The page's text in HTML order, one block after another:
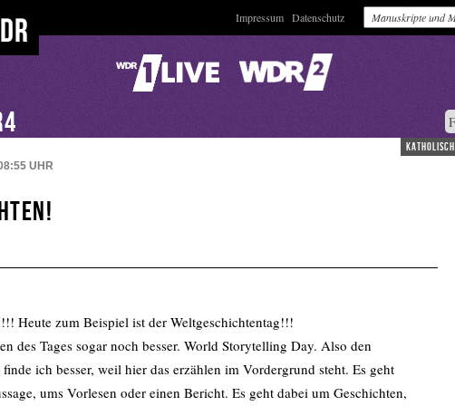
Impressum Datenschutz
katholisch
UHR
Heute zum Beispiel ist der Weltgeschichtentag!!!
des Tages sogar noch besser. World Storytelling Day. Also den
ich besser, weil hier das erzählen im Vordergrund steht. Es geht
ums Vorlesen oder einen Bericht. Es geht dabei um Geschichten,